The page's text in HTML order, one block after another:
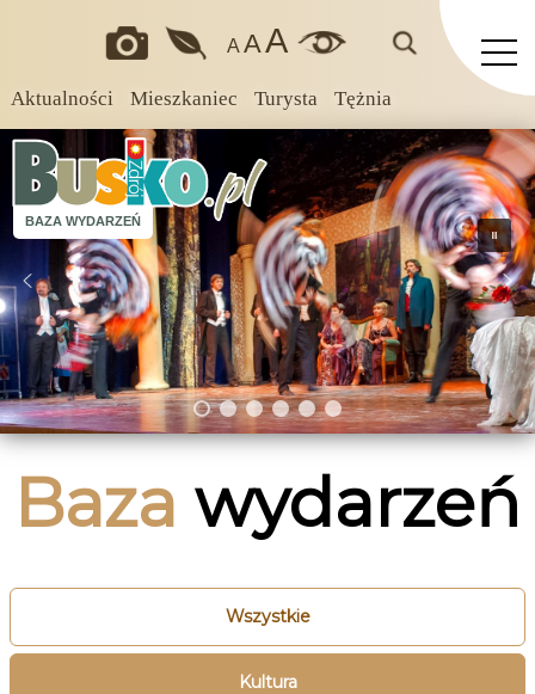
Aktualności Mieszkaniec Turysta Tężnia
A AA
BAZA WYDARZEŃ
Baza wydarzeń
Wszystkie
Kultura